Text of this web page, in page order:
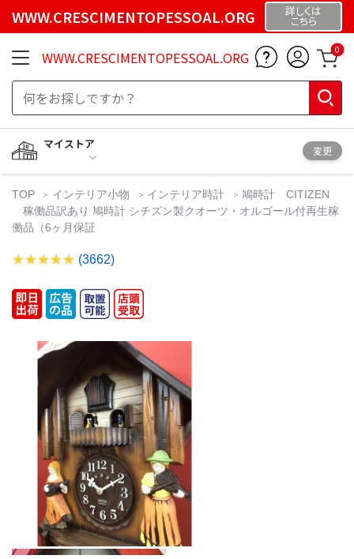
WWW.CRESCIMENTOPESSOAL.ORG 詳しくは
こちら
WWW.CRESCIMENTOPESSOAL.ORG 0
マイストア
変更
TOP インテリア小物 インテリア時計
鳩時計 CITIZEN
稼働品訳あり 鳩時計 シチズン製クオーツ・オルゴール付再生稼
働品（6ヶ月保証
(3662)